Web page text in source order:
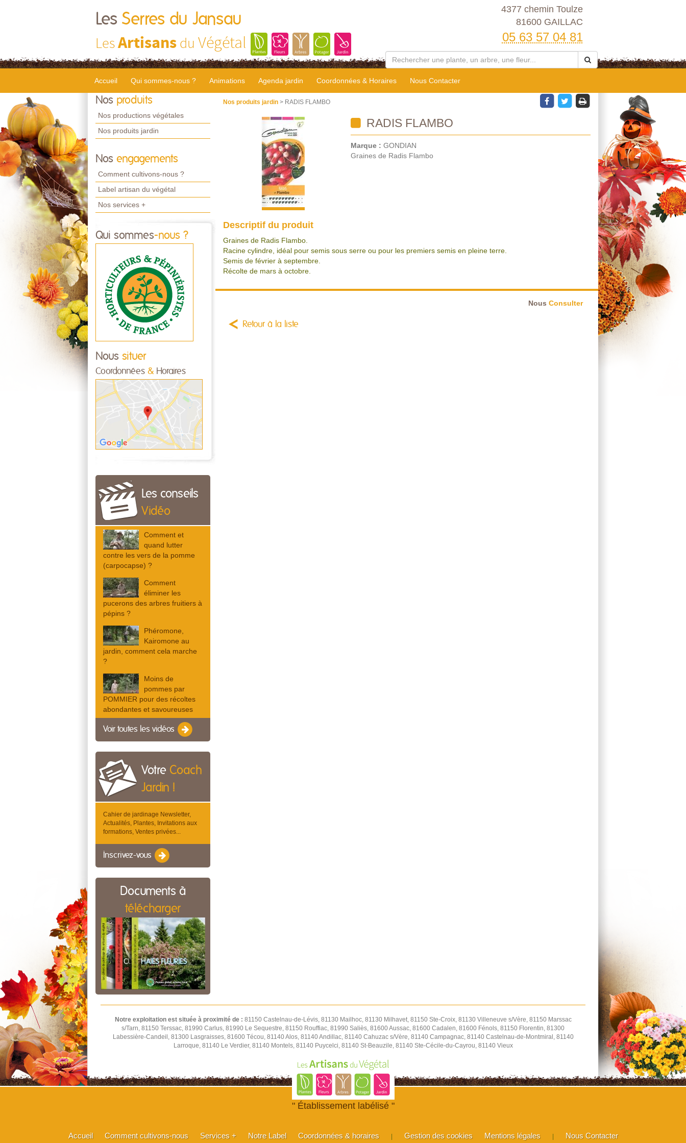
Les Serres du Jansau
LesArtisans du Végétal
4377 chemin Toulze
81600 GAILLAC
05 63 57 04 81
Accueil Qui sommes-nous ? Animations Agenda jardin Coordonnées & Horaires Nous Contacter
Nos produits
Nos productions végétales
Nos produits jardin
Nos engagements
Comment cultivons-nous ?
Label artisan du végétal
Nos services +
Qui sommes-nous ?
Nous situer
Coordonnées & Horaires
Les conseils
Vidéo
Comment et
quand lutter
contre les vers de la pomme
(carpocapse) ?
Comment
éliminer les
pucerons des arbres fruitiers à
pépins ?
Phéromone,
Kairomone au
jardin, comment cela marche
?
Moins de
pommes par
POMMIER pour des récoltes
abondantes et savoureuses
Voir toutes les vidéos
Votre Coach
Jardin !
Cahier de jardinage Newsletter,
Actualités, Plantes, Invitations aux
formations, Ventes privées...
Inscrivez-vous
Documents à
télécharger
Nos produits jardin > RADIS FLAMBO
RADIS FLAMBO
Marque : GONDIAN
Graines de Radis Flambo
Descriptif du produit
Graines de Radis Flambo.
Racine cylindre, idéal pour semis sous serre ou pour les premiers semis en pleine terre.
Semis de février à septembre.
Récolte de mars à octobre.
Nous Consulter
Retour à la liste
Notre exploitation est située à proximité de : 81150 Castelnau-de-Lévis, 81130 Mailhoc, 81130 Milhavet, 81150 Ste-Croix, 81130 Villeneuve s/Vère, 81150 Marssac
s/Tarn, 81150 Terssac, 81990 Carlus, 81990 Le Sequestre, 81150 Rouffiac, 81990 Saliès, 81600 Aussac, 81600 Cadalen, 81600 Fénols, 81150 Florentin, 81300
Labessière-Candeil, 81300 Lasgraisses, 81600 Técou, 81140 Alos, 81140 Andillac, 81140 Cahuzac s/Vère, 81140 Campagnac, 81140 Castelnau-de-Montmiral, 81140
Larroque, 81140 Le Verdier, 81140 Montels, 81140 Puycelci, 81140 St-Beauzile, 81140 Ste-Cécile-du-Cayrou, 81140 Vieux
" Établissement labélisé "
Accueil Comment cultivons-nous Services + Notre Label Coordonnées & horaires | Gestion des cookies Mentions légales | Nous Contacter